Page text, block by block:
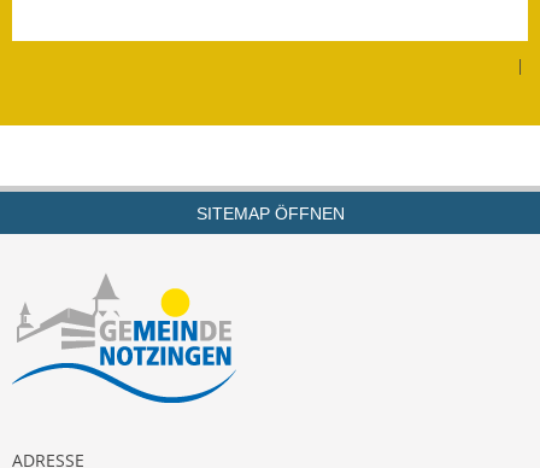
|
SITEMAP ÖFFNEN
ADRESSE